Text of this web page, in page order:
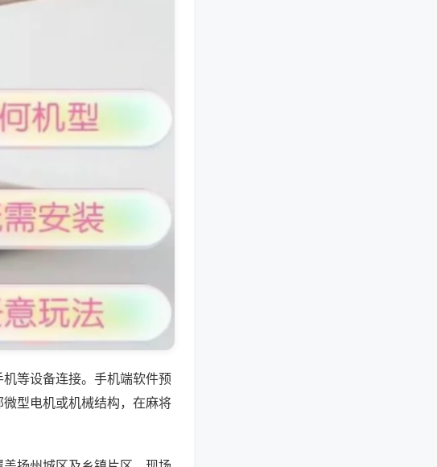
等设备连接。手机端软件预
型电机或机械结构，在麻将